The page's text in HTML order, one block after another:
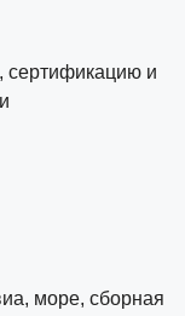
и
море, сборная